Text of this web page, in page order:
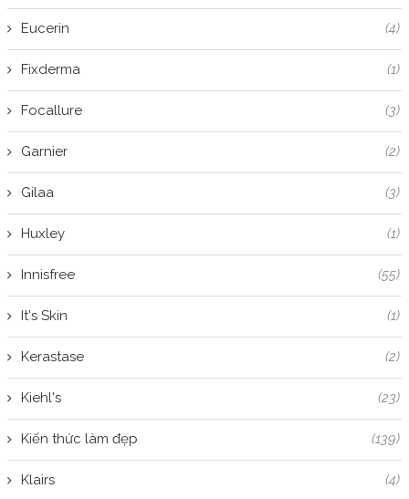
Eucerin (4)
Fixderma (1)
Focallure (3)
Garnier (2)
Gilaa (3)
Huxley (1)
Innisfree (55)
It's Skin (1)
Kerastase (2)
Kiehl's (23)
Kiến thức làm đẹp (139)
Klairs (4)